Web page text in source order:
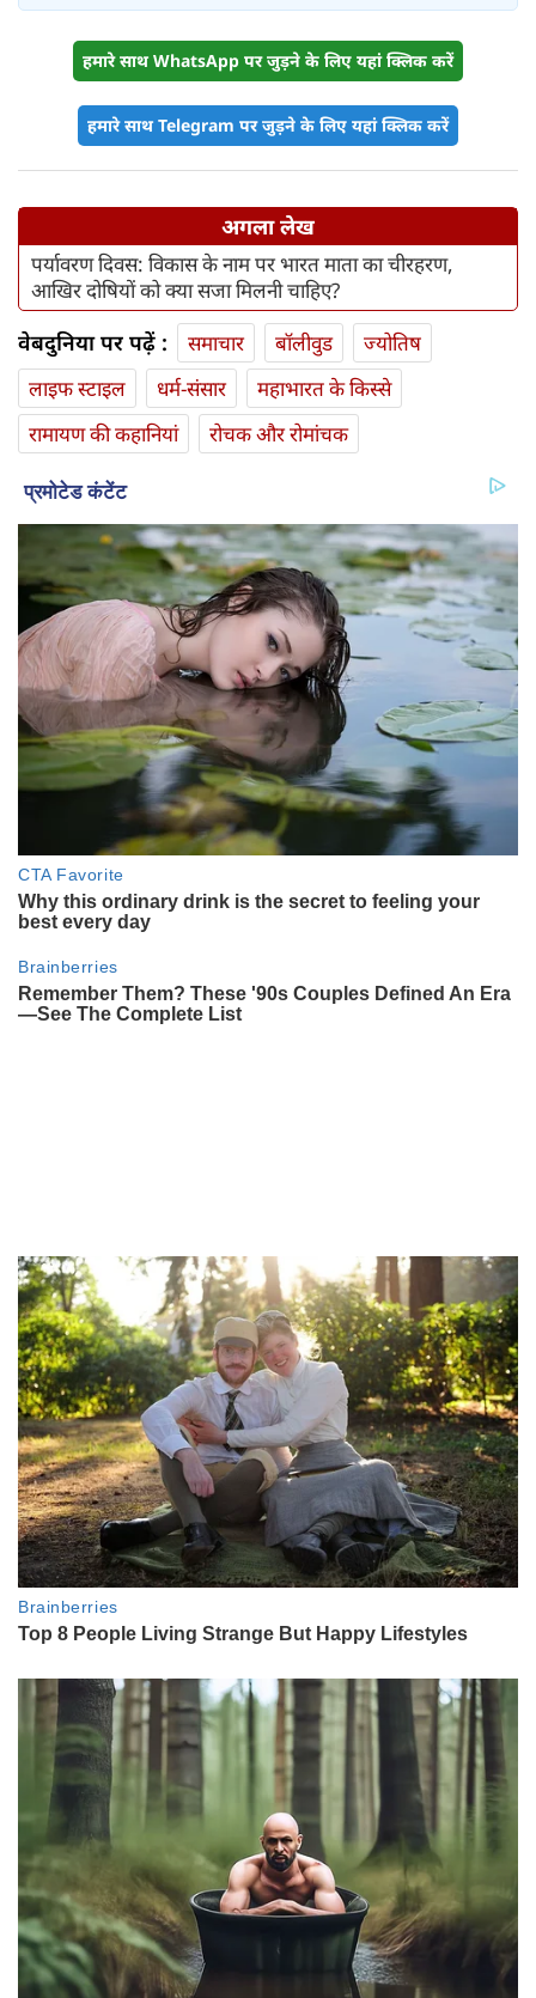
हमारे साथ WhatsApp पर जुड़ने के लिए यहां क्लिक करें
हमारे साथ Telegram पर जुड़ने के लिए यहां क्लिक करें
अगला लेख
पर्यावरण दिवस: विकास के नाम पर भारत माता का चीरहरण,
आखिर दोषियों को क्या सजा मिलनी चाहिए?
वेबदुनिया पर पढ़ें : समाचार बॉलीवुड
ज्योतिष
लाइफ स्‍टाइल
धर्म-संसार
महाभारत के किस्से
रामायण की कहानियां
रोचक और रोमांचक